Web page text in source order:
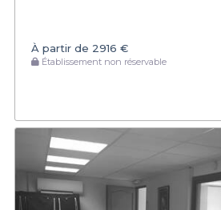
À partir de 2916 €
Établissement non réservable